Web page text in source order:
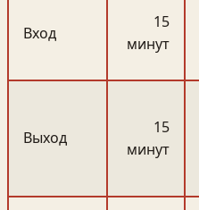
Вход
15
минут
Выход
15
минут